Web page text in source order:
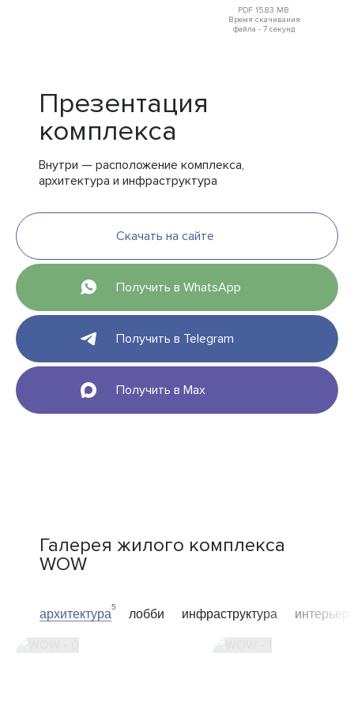
PDF 15.83 MB.
Время скачивания
файла - 7 секунд
Презентация
комплекса
Внутри — расположение комплекса,
архитектура и инфраструктура
Скачать на сайте
Получить в WhatsApp
Получить в Telegram
Получить в Max
Галерея жилого комплекса
WOW
архитектура
5
лобби инфраструктура интерьер